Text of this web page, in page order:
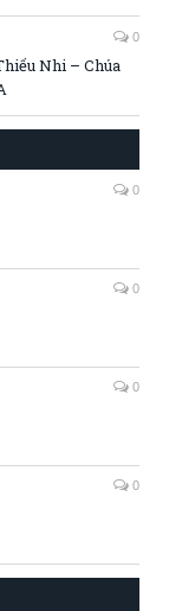
0
Nhi – Chúa
0
0
0
0